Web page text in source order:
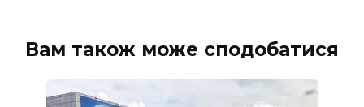
Вам також може сподобатися